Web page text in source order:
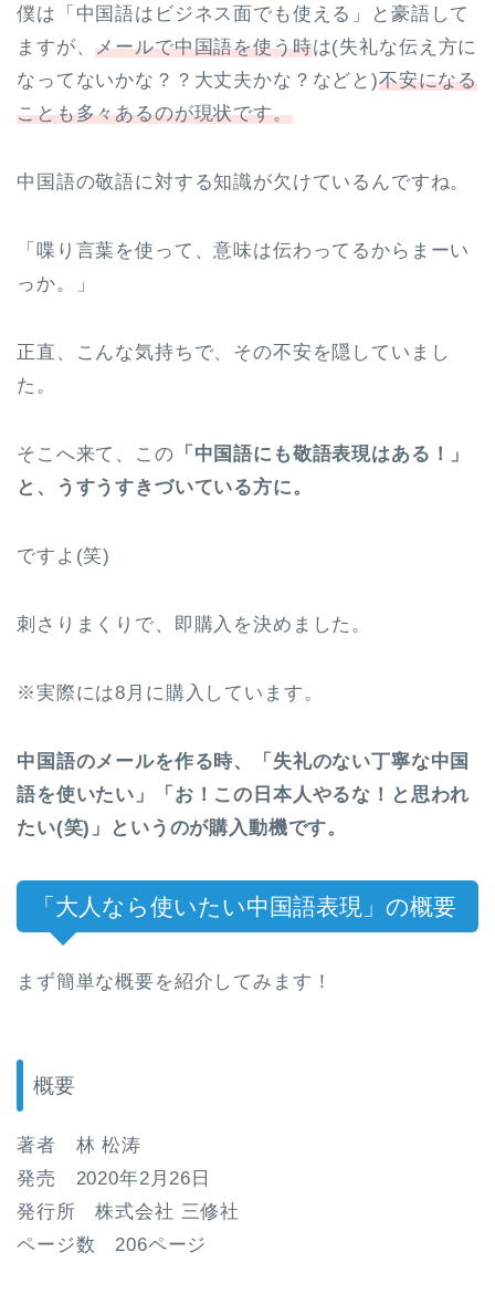
僕は「中国語はビジネス面でも使える」と豪語して
ますが、メールで中国語を使う時は(失礼な伝え方に
なってないかな？？大丈夫かな？などと)不安になる
ことも多々あるのが現状です。
中国語の敬語に対する知識が欠けているんですね。
「喋り言葉を使って、意味は伝わってるからまーい
っか。」
正直、こんな気持ちで、その不安を隠していまし
た。
そこへ来て、この 「中国語にも敬語表現はある！」
と、うすうすきづいている方に。
ですよ(笑)
刺さりまくりで、即購入を決めました。
※実際には8月に購入しています。
中国語のメールを作る時、「失礼のない丁寧な中国
語を使いたい」「お！この日本人やるな！と思われ
たい(笑)」というのが購入動機です。
「大人なら使いたい中国語表現」の概要
まず簡単な概要を紹介してみます！
概要
著者 林 松涛
発売 2020年2月26日
発行所 株式会社 三修社
ページ数 206ページ